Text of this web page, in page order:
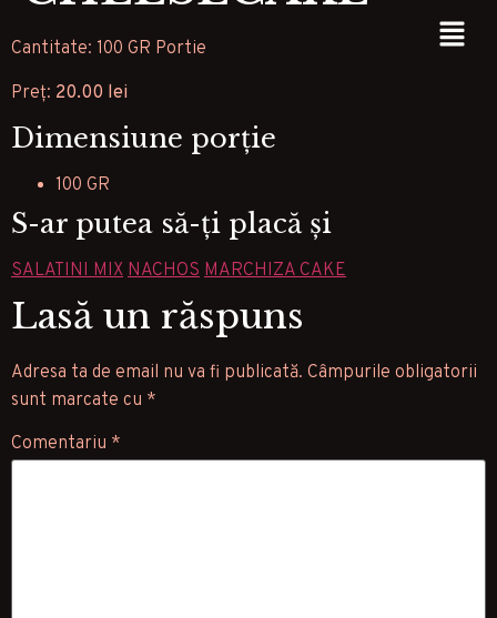
Cantitate: 100 GR Portie
Preț: 20.00 lei
Dimensiune porție
100 GR
S-ar putea să-ți placă și
SALATINI MIX NACHOS MARCHIZA CAKE
Lasă un răspuns
Adresa ta de email nu va fi publicată. Câmpurile obligatorii
sunt marcate cu *
Comentariu *